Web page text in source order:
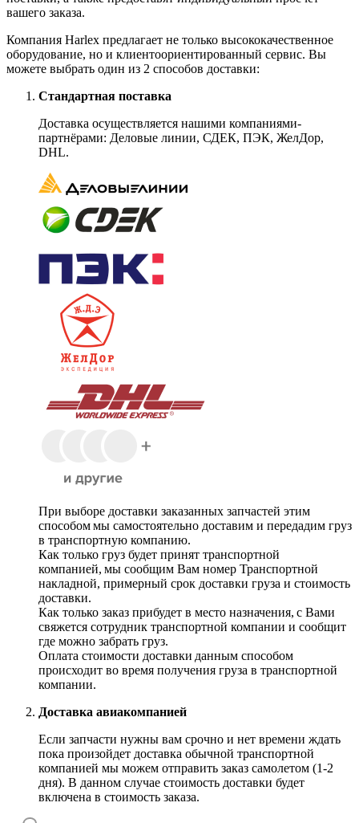
вашего заказа.
Компания Harlex предлагает не только высококачественное
оборудование, но и клиентоориентированный сервис. Вы
можете выбрать один из 2 способов доставки:
Стандартная поставка
Доставка осуществляется нашими компаниями-
партнёрами: Деловые линии, СДЕК, ПЭК, ЖелДор,
DHL.
При выборе доставки заказанных запчастей этим
способом мы самостоятельно доставим и передадим груз
в транспортную компанию.
Как только груз будет принят транспортной
компанией, мы сообщим Вам номер Транспортной
накладной, примерный срок доставки груза и стоимость
доставки.
Как только заказ прибудет в место назначения, с Вами
свяжется сотрудник транспортной компании и сообщит
где можно забрать груз.
Оплата стоимости доставки данным способом
происходит во время получения груза в транспортной
компании.
Доставка авиакомпанией
Если запчасти нужны вам срочно и нет времени ждать
пока произойдет доставка обычной транспортной
компанией мы можем отправить заказ самолетом (1-2
дня). В данном случае стоимость доставки будет
включена в стоимость заказа.